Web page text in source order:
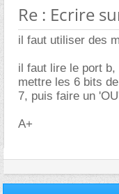
Re : Ecrire
il faut utiliser des
il faut lire le port b,
mettre les 6 bits
7, puis faire un
A+